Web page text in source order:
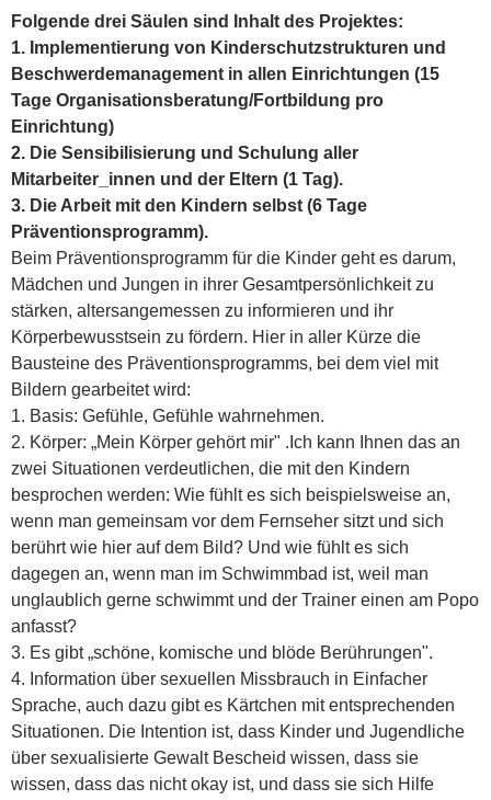
Folgende drei Säulen sind Inhalt des Projektes:
1. Implementierung von Kinderschutzstrukturen und
Beschwerdemanagement in allen Einrichtungen (15
Tage Organisationsberatung/Fortbildung pro
Einrichtung)
2. Die Sensibilisierung und Schulung aller
Mitarbeiter_innen und der Eltern (1 Tag).
3. Die Arbeit mit den Kindern selbst (6 Tage
Präventionsprogramm).
Beim Präventionsprogramm für die Kinder geht es darum,
Mädchen und Jungen in ihrer Gesamtpersönlichkeit zu
stärken, altersangemessen zu informieren und ihr
Körperbewusstsein zu fördern. Hier in aller Kürze die
Bausteine des Präventionsprogramms, bei dem viel mit
Bildern gearbeitet wird:
1. Basis: Gefühle, Gefühle wahrnehmen.
2. Körper: „Mein Körper gehört mir" .Ich kann Ihnen das an
zwei Situationen verdeutlichen, die mit den Kindern
besprochen werden: Wie fühlt es sich beispielsweise an,
wenn man gemeinsam vor dem Fernseher sitzt und sich
berührt wie hier auf dem Bild? Und wie fühlt es sich
dagegen an, wenn man im Schwimmbad ist, weil man
unglaublich gerne schwimmt und der Trainer einen am Popo
anfasst?
3. Es gibt „schöne, komische und blöde Berührungen".
4. Information über sexuellen Missbrauch in Einfacher
Sprache, auch dazu gibt es Kärtchen mit entsprechenden
Situationen. Die Intention ist, dass Kinder und Jugendliche
über sexualisierte Gewalt Bescheid wissen, dass sie
wissen, dass das nicht okay ist, und dass sie sich Hilfe